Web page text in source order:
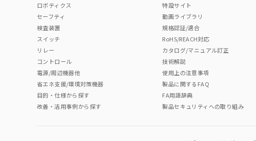
ロボティクス
セーフティ
検査装置
スイッチ
リレー
コントロール
電源/周辺機器他
省エネ支援/環境対策機器
目的・仕様から探す
改善・活用事例から探す
特設サイト
動画ライブラリ
規格認証/適合
RoHS/REACH対応
カタログ/マニュアル訂正
技術解説
使用上の注意事項
製品に関するFAQ
FA用語辞典
製品セキュリティへの取り組み